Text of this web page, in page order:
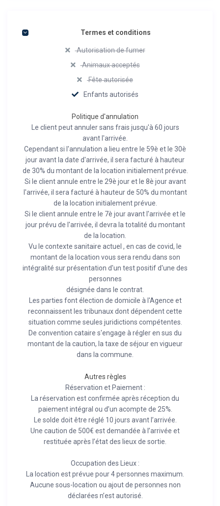
Termes et conditions
Autorisation de fumer
Animaux acceptés
Fête autorisée
Enfants autorisés
Politique d'annulation
Le client peut annuler sans frais jusqu'à 60 jours
avant l'arrivée.
Cependant si l'annulation a lieu entre le 59è et le 30è
jour avant la date d'arrivée, il sera facturé à hauteur
de 30% du montant de la location initialement prévue.
Si le client annule entre le 29è jour et le 8è jour avant
l'arrivée, il sera facturé à hauteur de 50% du montant
de la location initialement prévue.
Si le client annule entre le 7è jour avant l'arrivée et le
jour prévu de l'arrivée, il devra la totalité du montant
de la location.
Vu le contexte sanitaire actuel , en cas de covid, le
montant de la location vous sera rendu dans son
intégralité sur présentation d'un test positif d'une des
personnes
désignée dans le contrat.
Les parties font élection de domicile à l'Agence et
reconnaissent les tribunaux dont dépendent cette
situation comme seules juridictions compétentes.
De convention cataire s'engage à régler en sus du
montant de la caution, la taxe de séjour en vigueur
dans la commune.
Autres règles
Réservation et Paiement :
La réservation est confirmée après réception du
paiement intégral ou d’un acompte de 25%.
Le solde doit être réglé 10 jours avant l’arrivée.
Une caution de 500€ est demandée à l’arrivée et
restituée après l’état des lieux de sortie.
Occupation des Lieux :
La location est prévue pour 4 personnes maximum.
Aucune sous-location ou ajout de personnes non
déclarées n’est autorisé.